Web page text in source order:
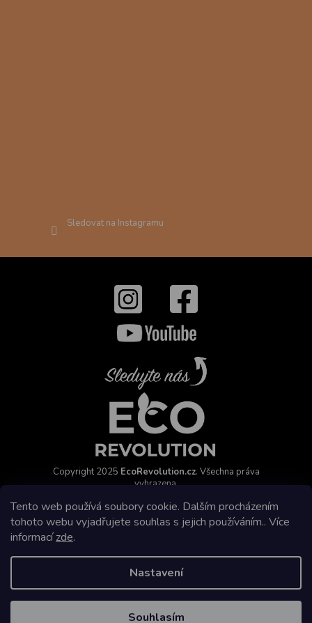
Tento web používá soubory cookie. Dalším procházením
tohoto webu vyjadřujete souhlas s jejich používáním.. Více
informacízde.
Nastavení
Souhlasím
Sledovat na Instagramu
Copyright 2025 EcoRevolution.cz. Všechna práva
vyhrazena.
Affiliate program